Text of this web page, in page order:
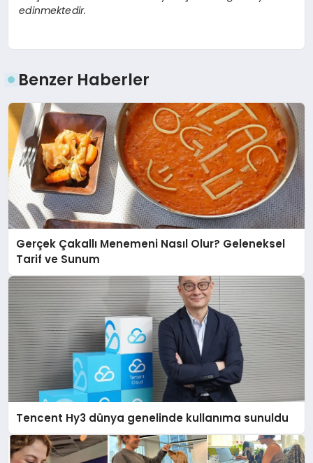
edinmektedir.
Benzer Haberler
Gerçek Çakallı Menemeni Nasıl Olur? Geleneksel
Tarif ve Sunum
Tencent Hy3 dünya genelinde kullanıma sunuldu